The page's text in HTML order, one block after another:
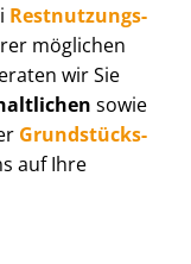
Rest­nut­zungs­
möglichen
wir Sie
sowie
Grund­stücks­
auf Ihre